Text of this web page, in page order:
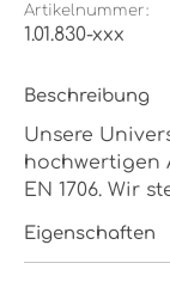
Artikelnummer:
1.01.830-xxx
Beschreibung
Unsere
hochwertigen
EN 1706. Wir
Eigenschaften